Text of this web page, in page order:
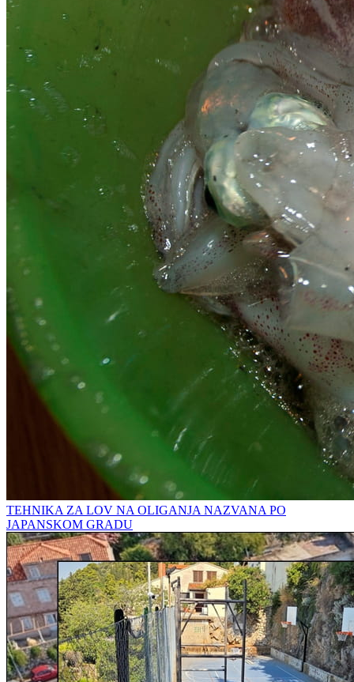
TEHNIKA ZA LOV NA OLIGANJA NAZVANA PO
JAPANSKOM GRADU